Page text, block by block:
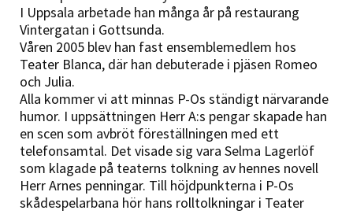
I Uppsala arbetade han många år på restaurang
Vintergatan i Gottsunda.
Våren 2005 blev han fast ensemblemedlem hos
Teater Blanca, där han debuterade i pjäsen Romeo
och Julia.
Alla kommer vi att minnas P-Os ständigt närvarande
humor. I uppsättningen Herr A:s pengar skapade han
en scen som avbröt föreställningen med ett
telefonsamtal. Det visade sig vara Selma Lagerlöf
som klagade på teaterns tolkning av hennes novell
Herr Arnes penningar. Till höjdpunkterna i P-Os
skådespelarbana hör hans rolltolkningar i Teater